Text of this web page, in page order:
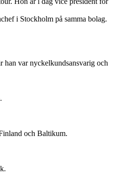
i Stockholm på samma bolag.
var nyckelkundsansvarig och
och Baltikum.